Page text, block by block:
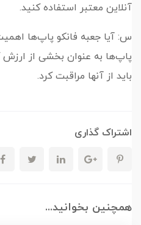
آنلاین معتبر استفاده کنید.
س: آیا جعبه فانکو پاپ‌ها
پاپ‌ها به عنوان بخشی از ارزش
باید از آنها مراقبت کرد.
اشتراک گذاری
همچنین بخوانید...